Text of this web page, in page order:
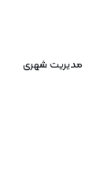
مدیریت شهری